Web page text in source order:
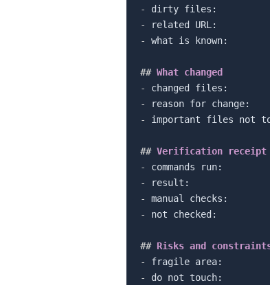
-
-
-
what is known:
## What changed
-
-
-
important files not
## Verification receipt
-
-
-
-
not checked:
## Risks and
-
-